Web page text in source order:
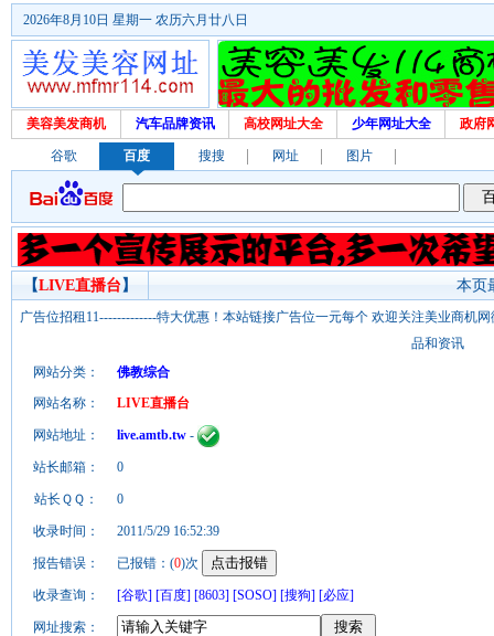
2026年8月10日 星期一 农历六月廿八日
美容美发商机 汽车品牌资讯 高校网址大全 少年网址大全 政府
谷歌 百度 搜搜 网址 图片
本页
【LIVE直播台 】
广告位招租11-------------特大优惠！本站链接广告位一元每个 欢迎关注美业商机
品和资讯
网站分类：
佛教综合
网站名称：
LIVE直播台
网站地址： live.amtb.tw -
站长邮箱： 0
站长ＱＱ： 0
收录时间： 2011/5/29 16:52:39
报告错误： 已报错：(0)次
收录查询： [谷歌] [百度] [8603] [SOSO] [搜狗] [必应]
网址搜索：